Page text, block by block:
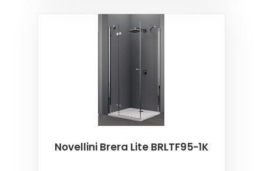
Novellini Brera Lite BRLTF95-1K